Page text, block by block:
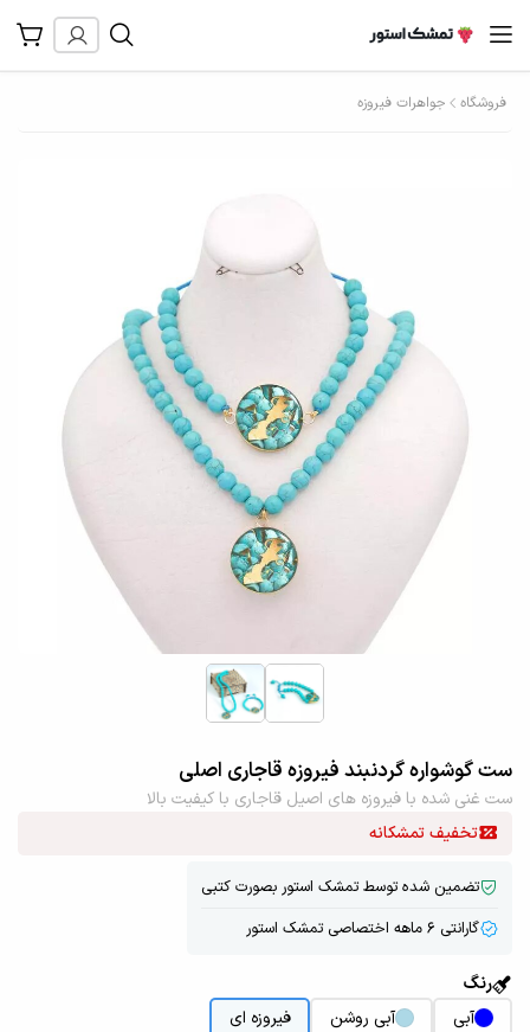
جواهرات فیروزه فروشگاه
ست گوشواره گردنبند فیروزه قاجاری اصلی
ست غنی شده با فیروزه های اصیل قاجاری با کیفیت بالا
تخفیف تمشکانه
تضمین شده توسط تمشک استور بصورت کتبی
گارانتی ۶ ماهه اختصاصی تمشک استور
رنگ
آبی آبی روشن فیروزه ای